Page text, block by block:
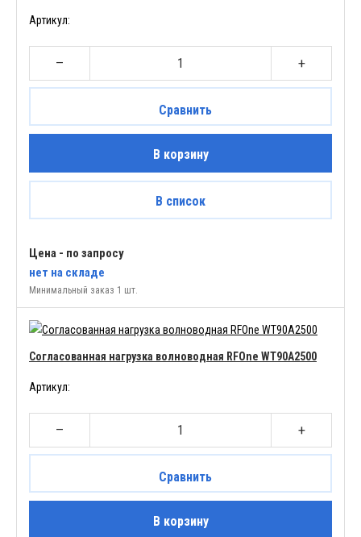
Артикул:
– +
Минимальный заказ 1 шт.
Сравнить
В корзину
В список
Цена - по запросу
нет на складе
Согласованная нагрузка волноводная RFOne WT90A2500
Артикул:
– +
Сравнить
В корзину